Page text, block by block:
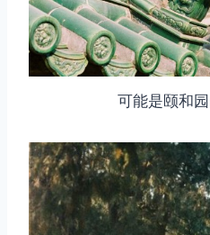
可能是颐和